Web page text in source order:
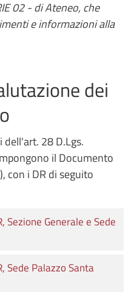
02 - di Ateneo, che
e informazioni alla
dei
dell'art. 28 D.Lgs.
il Documento
con i DR di seguito
Sezione Generale e Sede
Sede Palazzo Santa